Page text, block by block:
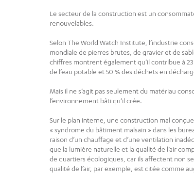
Le secteur de la construction est un
renouvelables.
Selon The World Watch Institute, l’industrie
mondiale de pierres brutes, de gravier et de
chiffres montrent également qu’il contribue à
de l’eau potable et 50 % des déchets en
Mais il ne s’agit pas seulement du matériau
l’environnement bâti qu’il crée.
Sur le plan interne, une construction mal
« syndrome du bâtiment malsain » dans les
raison d’un chauffage et d’une ventilation
que la lumière naturelle et la qualité de l’air
de quartiers écologiques, car ils affectent non
qualité de l’air, par exemple, est citée comme